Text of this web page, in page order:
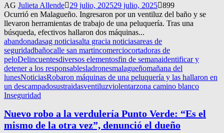
AG Julieta Allende 29 julio, 202529 julio, 2025 899
Ocurrió en Malagueño. Ingresaron por un ventiluz del baño y se
llevaron herramientas de trabajo de una peluquería. Tras una
búsqueda, efectivos hallaron dos máquinas...
abandonadasag noticiasalta gracia noticiasareas de
seguridadbañocalle san martincomerciocortadoras de
peloDelincuentesdiversos elementosfin de semanaidentificar y
detener a los responsablesladronesmalagueñomañana del
lunesNoticiasRobaron máquinas de una peluquería y las hallaron en
un descampadosustraidasventiluzviolentarzona camino blanco
Inseguridad
Nuevo robo a la verdulería Punto Verde: “Es el
mismo de la otra vez”, denunció el dueño